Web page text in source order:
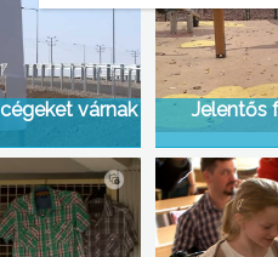
várnak Jelentős